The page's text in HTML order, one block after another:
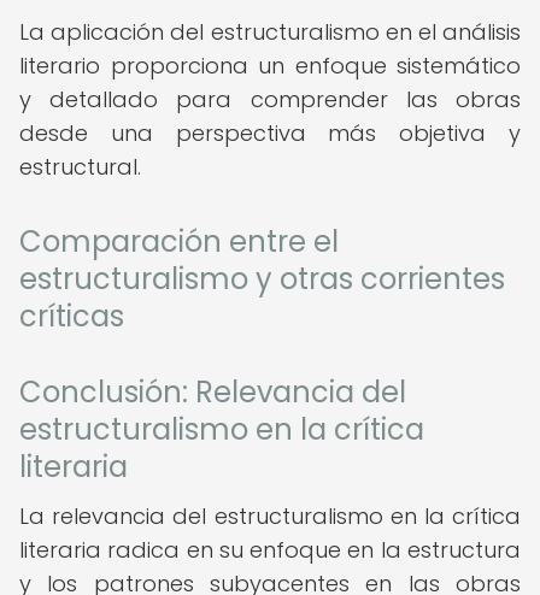
La aplicación del estructuralismo en el análisis
literario proporciona un enfoque sistemático
y detallado para comprender las obras
desde una perspectiva más objetiva y
estructural.
Comparación entre el
estructuralismo y otras corrientes
críticas
Conclusión: Relevancia del
estructuralismo en la crítica
literaria
La relevancia del estructuralismo en la crítica
literaria radica en su enfoque en la estructura
y los patrones subyacentes en las obras